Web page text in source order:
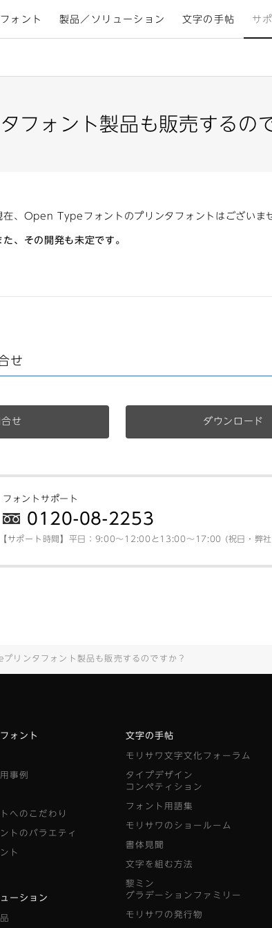
ォント 製品／ソリューション 文字の手帖 サ
フォント製品も販売するの
在、Open Typeフォントのプリンタフォントはございま
た、その開発も未定です。
せ
せ ダウンロード
フォントサポート
0120-08-2253
【サポート時間】平日：9:00～12:00と13:00～17:00 (祝日・弊社
リンタフォント製品も販売するのですか？
ォント
事例
へのこだわり
トのバラエティ
ト
ーション
文字の手帖
モリサワ文字文化フォーラム
タイプデザイン
コンペティション
フォント用語集
モリサワのショールーム
書体見聞
文字を組む方法
黎ミン
グラデーションファミリー
モリサワの発行物